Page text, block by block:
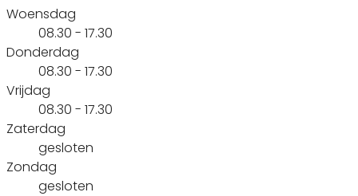
Woensdag
08.30 - 17.30
Donderdag
08.30 - 17.30
Vrijdag
08.30 - 17.30
Zaterdag
gesloten
Zondag
gesloten